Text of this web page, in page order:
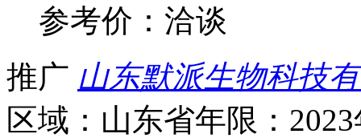
参考价： 洽谈
推广 山东默派生物科技
区域：山东省年限：